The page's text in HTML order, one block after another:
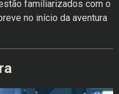
familiarizados com o
no início da aventura